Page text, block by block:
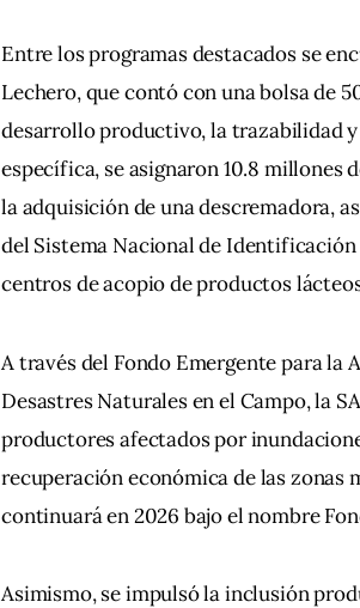
Entre los programas destacados se
Lechero, que contó con una bolsa de
desarrollo productivo, la trazabilidad
específica, se asignaron 10.8 millones
la adquisición de una descremadora,
del Sistema Nacional de
centros de acopio de productos
A través del Fondo Emergente para
Desastres Naturales en el Campo, la
productores afectados por
recuperación económica de las zonas
continuará en 2026 bajo el nombre
Asimismo, se impulsó la inclusión